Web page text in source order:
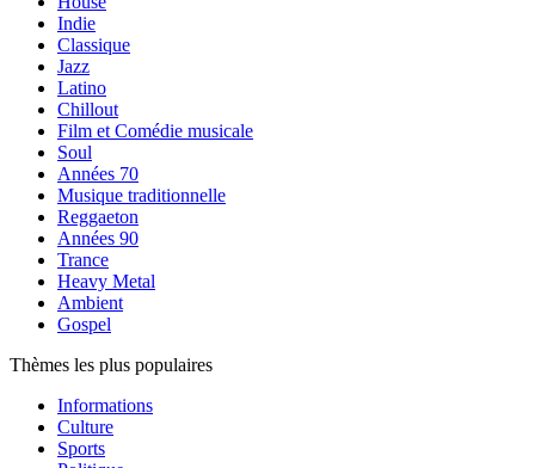
Indie
Classique
Jazz
Latino
Chillout
Film et Comédie musicale
Soul
Années 70
Musique traditionnelle
Reggaeton
Années 90
Trance
Heavy Metal
Ambient
Gospel
Thèmes les plus populaires
Informations
Culture
Sports